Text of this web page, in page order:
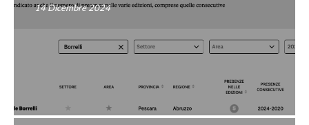
14 Dicembre 2024